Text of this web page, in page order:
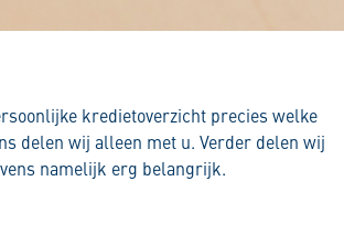
kredietoverzicht precies welke
delen wij alleen met u. Verder delen wij
namelijk erg belangrijk.